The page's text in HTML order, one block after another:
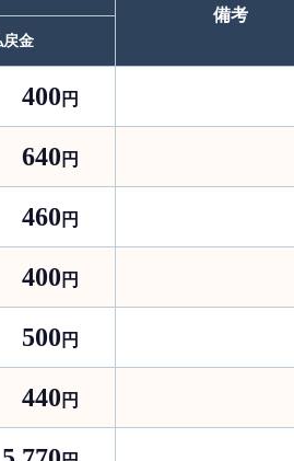
備考
戻金
400 円
640 円
460 円
400 円
500 円
440 円